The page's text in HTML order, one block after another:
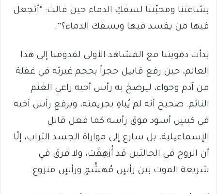
بشاعتنا ومحبّتنا لسفكِ الدماء حين قالت: “أتجعل
فيها من يفسد فيها ويسفك الدماء؟”.
بدأت دمويتنا مع المشاهد الأولى لقدومنا إلى هذا
العالم، حين رفع قابيل حجراً بحجم غيرته في غفلة
من آدم وحواء، ليرضخ به رأس أخيه راعي الغنم
النائم. صحيح أنه لم يُباهِ بجريمته، ويرفع رأس أخيه
في كيسٍ أسود فوق رأسه كما فعل قاتل
الإسماعيلية، بل سارع إلى مواراة الجسد التراب، إلّا
أن الروح في الحالتين قد أُزهِقَت، ولا فرق في
شريعة الموت بين رأسٍ مُهشَّمٍ ورأسٍ منزوع.